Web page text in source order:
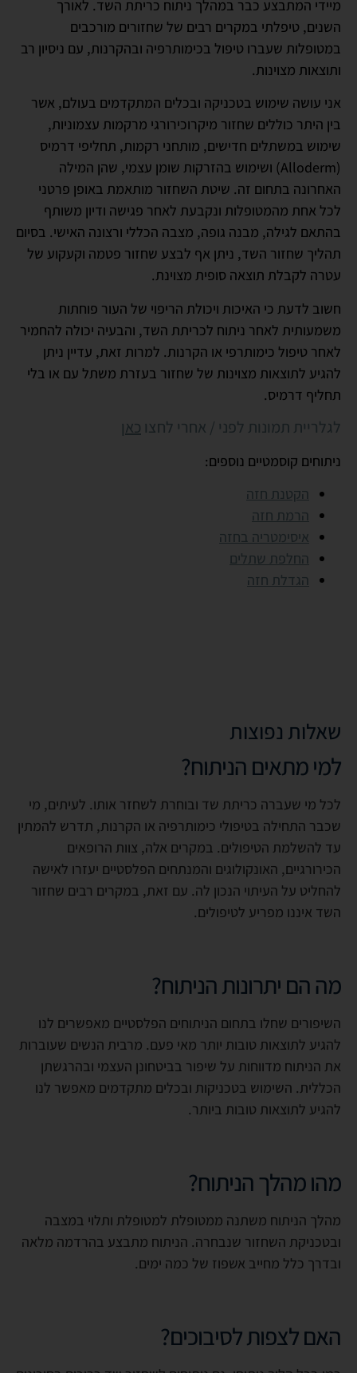
מיידי המתבצע כבר במהלך ניתוח כריתת השד. לאורך
השנים, טיפלתי במקרים רבים של שחזורים מורכבים
במטופלות שעברו טיפול בכימותרפיה ובהקרנות, עם ניסיון רב
ותוצאות מצוינות.
אני עושה שימוש בטכניקה ובכלים המתקדמים בעולם, אשר
בין היתר כוללים שחזור מיקרוכירורגי מרקמות עצמוניות,
שימוש במשתלים חדישים, מותחני רקמות, תחליפי דרמיס
(Alloderm) ושימוש בהזרקות שומן עצמי, שהן המילה
האחרונה בתחום זה. שיטת השחזור מותאמת באופן פרטני
לכל אחת מהמטופלות ונקבעת לאחר פגישה ודיון משותף
בהתאם לגילה, מבנה גופה, מצבה הכללי ורצונה האישי. בסיום
תהליך שחזור השד, ניתן אף לבצע שחזור פטמה וקעקוע של
עטרה לקבלת תוצאה סופית מצוינת.
חשוב לדעת כי האיכות ויכולת הריפוי של העור פוחתות
משמעותית לאחר ניתוח לכריתת השד, והבעיה יכולה להחמיר
לאחר טיפול כימותרפי או הקרנות. למרות זאת, עדיין ניתן
להגיע לתוצאות מצוינות של שחזור בעזרת משתל עם או בלי
תחליף דרמיס.
לגלריית תמונות לפני / אחרי לחצו כאן
ניתוחים קוסמטיים נוספים:
הקטנת חזה
הרמת חזה
איסימטריה בחזה
החלפת שתלים
הגדלת חזה
שאלות נפוצות
למי מתאים הניתוח?
לכל מי שעברה כריתת שד ובוחרת לשחזר אותו. לעיתים, מי
שכבר התחילה בטיפולי כימותרפיה או הקרנות, תדרש להמתין
עד להשלמת הטיפולים. במקרים אלה, צוות הרופאים
הכירורגיים, האונקולוגים והמנתחים הפלסטיים יעזרו לאישה
להחליט על העיתוי הנכון לה. עם זאת, במקרים רבים שחזור
השד איננו מפריע לטיפולים.
מה הם יתרונות הניתוח?
השיפורים שחלו בתחום הניתוחים הפלסטיים מאפשרים לנו
להגיע לתוצאות טובות יותר מאי פעם. מרבית הנשים שעוברות
את הניתוח מדווחות על שיפור בביטחונן העצמי ובהרגשתן
הכללית. השימוש בטכניקות ובכלים מתקדמים מאפשר לנו
להגיע לתוצאות טובות ביותר.
מהו מהלך הניתוח?
מהלך הניתוח משתנה ממטופלת למטופלת ותלוי במצבה
ובטכניקת השחזור שנבחרה. הניתוח מתבצע בהרדמה מלאה
ובדרך כלל מחייב אשפוז של כמה ימים.
האם לצפות לסיבוכים?